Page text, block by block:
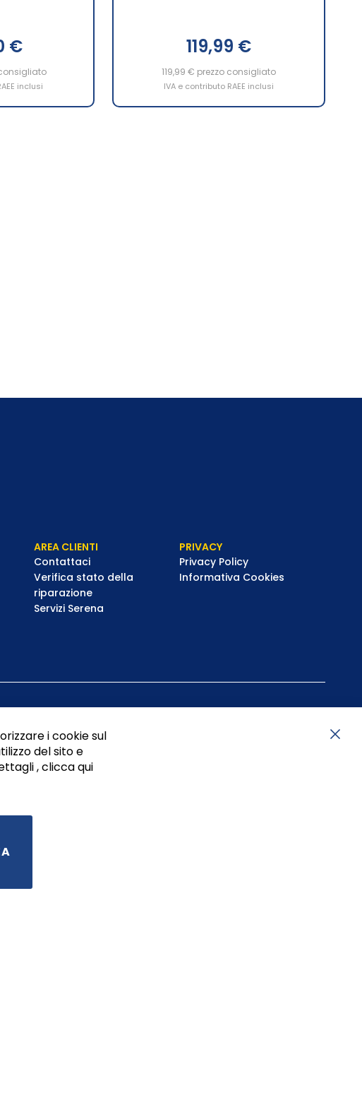
€
inclusi
119,99 €
119,99 € prezzo consigliato
IVA e contributo RAEE inclusi
AREA CLIENTI
Contattaci
Verifica stato della
riparazione
Servizi Serena
PRIVACY
Privacy Policy
Informativa Cookies
- C.F. 05834470634 - P.I. 01465221214, iscritta alla C.C.I.A.A.
i cookie sul
del sito e
, clicca qui